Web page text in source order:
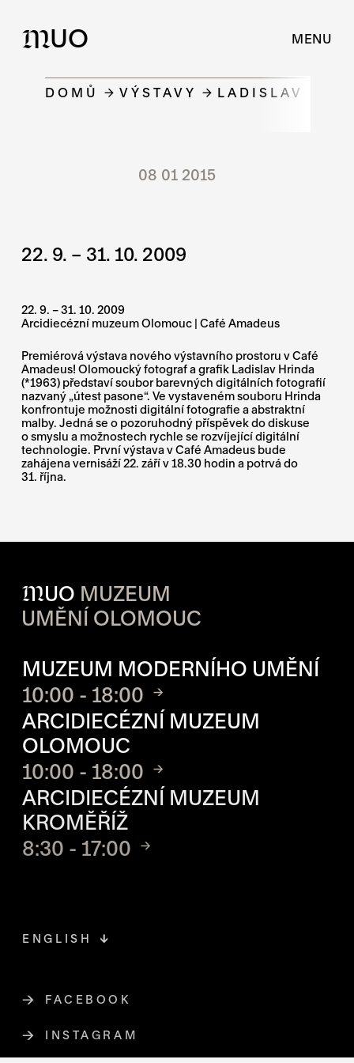
MUO MENU
DOMŮ VÝSTAVY LADISLAV
08 01 2015
22. 9. – 31. 10. 2009
22. 9. – 31. 10. 2009
Arcidiecézní muzeum Olomouc | Café Amadeus
Premiérová výstava nového výstavního prostoru v Café
Amadeus! Olomoucký fotograf a grafik Ladislav Hrinda
(*1963) představí soubor barevných digitálních fotografií
nazvaný „útest pasone“. Ve vystaveném souboru Hrinda
konfrontuje možnosti digitální fotografie a abstraktní
malby. Jedná se o pozoruhodný příspěvek do diskuse
o smyslu a možnostech rychle se rozvíjející digitální
technologie. První výstava v Café Amadeus bude
zahájena vernisáží 22. září v 18.30 hodin a potrvá do
31. října.
MUO MUZEUM
UMĚNÍ OLOMOUC
MUZEUM MODERNÍHO UMĚNÍ
10:00 - 18:00
ARCIDIECÉZNÍ MUZEUM
OLOMOUC
10:00 - 18:00
ARCIDIECÉZNÍ MUZEUM
KROMĚŘÍŽ
8:30 - 17:00
FACEBOOKODKAZ SE OTEVŘE NA NOVÉ
INSTAGRAMODKAZ SE OTEVŘE NA NOVÉ
ENGLISH